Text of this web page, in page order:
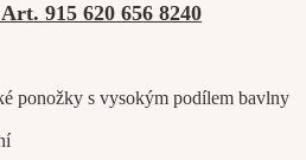
915 620 656 8240
ponožky s vysokým podílem bavlny